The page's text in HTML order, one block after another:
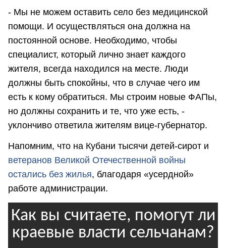
- Мы не можем оставить село без медицинской
помощи. И осуществляться она должна на
постоянной основе. Необходимо, чтобы
специалист, который лично знает каждого
жителя, всегда находился на месте. Люди
должны быть спокойны, что в случае чего им
есть к кому обратиться. Мы строим новые ФАПы,
но должны сохранить и те, что уже есть, -
уклончиво ответила жителям вице-губернатор.
Напомним, что на Кубани тысячи детей-сирот и
ветеранов Великой Отечественной войны
остались без жилья, благодаря «усердной»
работе администрации.